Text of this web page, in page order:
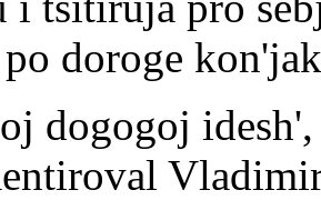
doroge
dogogoj